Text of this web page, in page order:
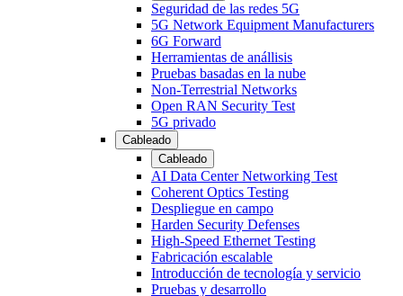
Seguridad de las redes 5G
5G Network Equipment Manufacturers
6G Forward
Herramientas de anállisis
Pruebas basadas en la nube
Non-Terrestrial Networks
Open RAN Security Test
5G privado
Cableado
Cableado
AI Data Center Networking Test
Coherent Optics Testing
Despliegue en campo
Harden Security Defenses
High-Speed Ethernet Testing
Fabricación escalable
Introducción de tecnología y servicio
Pruebas y desarrollo